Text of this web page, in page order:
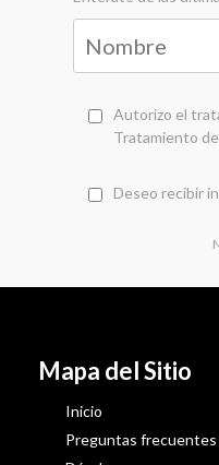
Autorizo el
Tratamiento
Deseo recibir
Mapa del Sitio
Inicio
Preguntas frecuentes